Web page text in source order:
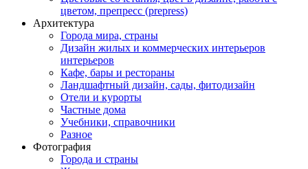
цветом, препресс (prepress)
Архитектура
Города мира, страны
Дизайн жилых и коммерческих интерьеров
интерьеров
Кафе, бары и рестораны
Ландшафтный дизайн, сады, фитодизайн
Отели и курорты
Частные дома
Учебники, справочники
Разное
Фотография
Города и страны